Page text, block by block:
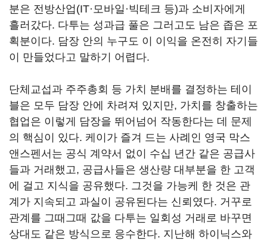
분은 전방산업(IT·모바일·빅테크 등)과 소비자에게
흘러갔다. 다투는 성과급 풀은 그러고도 남은 좁은 포
획분이다. 담장 안의 누구도 이 이익을 온전히 자기들
이 만들었다고 말하기 어렵다.
단체교섭과 주주총회 등 가치 분배를 결정하는 테이
블은 모두 담장 안에 차려져 있지만, 가치를 창출하는
협업은 이렇게 담장을 뛰어넘어 작동한다는 데 문제
의 핵심이 있다. 케이가 즐겨 드는 사례인 영국 막스
앤스펜서는 공식 계약서 없이 수십 년간 같은 공급사
들과 거래했고, 공급사들은 생산량 대부분을 한 고객
에 걸고 지식을 공유했다. 그것을 가능케 한 것은 관
계가 지속되고 과실이 공유된다는 신뢰였다. 거꾸로
관계를 그때그때 값을 다투는 일회성 거래로 바꾸면
상대도 같은 방식으로 응수한다. 지난해 하이닉스와